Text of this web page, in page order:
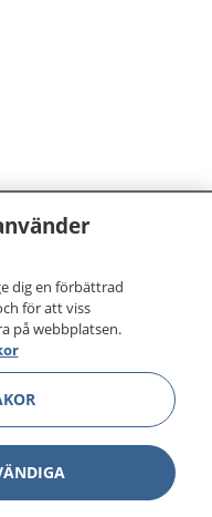
och vård
och information om
du kan kontakta.
göra dina
1177 för
dig en förbättrad
för att viss
på webbplatsen.